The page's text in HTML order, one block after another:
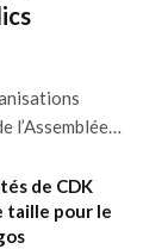
l’Assemblée…
de CDK
taille pour le